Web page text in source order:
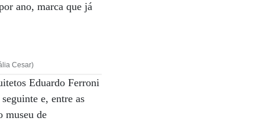
ano, marca que já
Cesar)
Eduardo Ferroni
e, entre as
museu de